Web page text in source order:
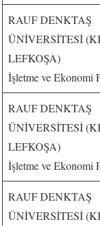
RAUF DENKTAŞ
ÜNİVERSİTESİ
LEFKOŞA)
İşletme ve Ekonomi
RAUF DENKTAŞ
ÜNİVERSİTESİ
LEFKOŞA)
İşletme ve Ekonomi
RAUF DENKTAŞ
ÜNİVERSİTESİ